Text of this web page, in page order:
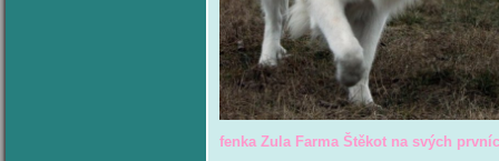
fenka Zula Farma Štěkot na svých